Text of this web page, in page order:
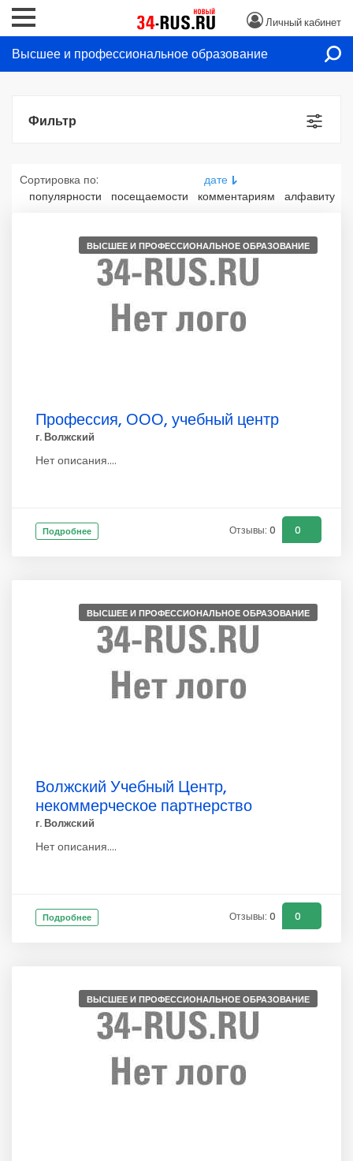
Личный кабинет
Высшее и профессиональное образование
Фильтр
Сортировка по:
дате
популярности
посещаемости комментариям алфавиту
ВЫСШЕЕ И ПРОФЕССИОНАЛЬНОЕ ОБРАЗОВАНИЕ
Профессия, ООО, учебный центр
г. Волжский
Нет описания....
Подробнее Отзывы: 0 0
ВЫСШЕЕ И ПРОФЕССИОНАЛЬНОЕ ОБРАЗОВАНИЕ
Волжский Учебный Центр,
некоммерческое партнерство
г. Волжский
Нет описания....
Подробнее Отзывы: 0 0
ВЫСШЕЕ И ПРОФЕССИОНАЛЬНОЕ ОБРАЗОВАНИЕ